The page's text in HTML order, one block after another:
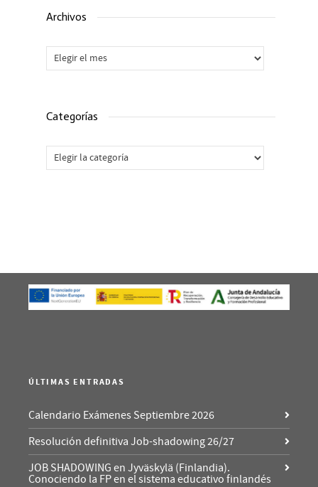
Archivos
Archivos
Categorías
Categorías
ÚLTIMAS ENTRADAS
Calendario Exámenes Septiembre 2026
Resolución definitiva Job-shadowing 26/27
JOB SHADOWING en Jyväskylä (Finlandia).
Conociendo la FP en el sistema educativo finlandés